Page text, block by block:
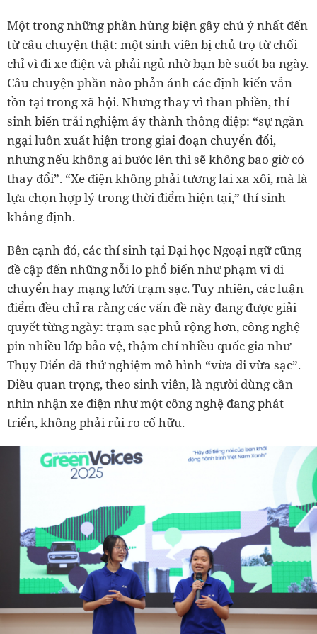
Một trong những phần hùng biện gây chú ý nhất đến
từ câu chuyện thật: một sinh viên bị chủ trọ từ chối
chỉ vì đi xe điện và phải ngủ nhờ bạn bè suốt ba ngày.
Câu chuyện phần nào phản ánh các định kiến vẫn
tồn tại trong xã hội. Nhưng thay vì than phiền, thí
sinh biến trải nghiệm ấy thành thông điệp: “sự ngần
ngại luôn xuất hiện trong giai đoạn chuyển đổi,
nhưng nếu không ai bước lên thì sẽ không bao giờ có
thay đổi”. “Xe điện không phải tương lai xa xôi, mà là
lựa chọn hợp lý trong thời điểm hiện tại,” thí sinh
khẳng định.
Bên cạnh đó, các thí sinh tại Đại học Ngoại ngữ cũng
đề cập đến những nỗi lo phổ biến như phạm vi di
chuyển hay mạng lưới trạm sạc. Tuy nhiên, các luận
điểm đều chỉ ra rằng các vấn đề này đang được giải
quyết từng ngày: trạm sạc phủ rộng hơn, công nghệ
pin nhiều lớp bảo vệ, thậm chí nhiều quốc gia như
Thụy Điển đã thử nghiệm mô hình “vừa đi vừa sạc”.
Điều quan trọng, theo sinh viên, là người dùng cần
nhìn nhận xe điện như một công nghệ đang phát
triển, không phải rủi ro cố hữu.